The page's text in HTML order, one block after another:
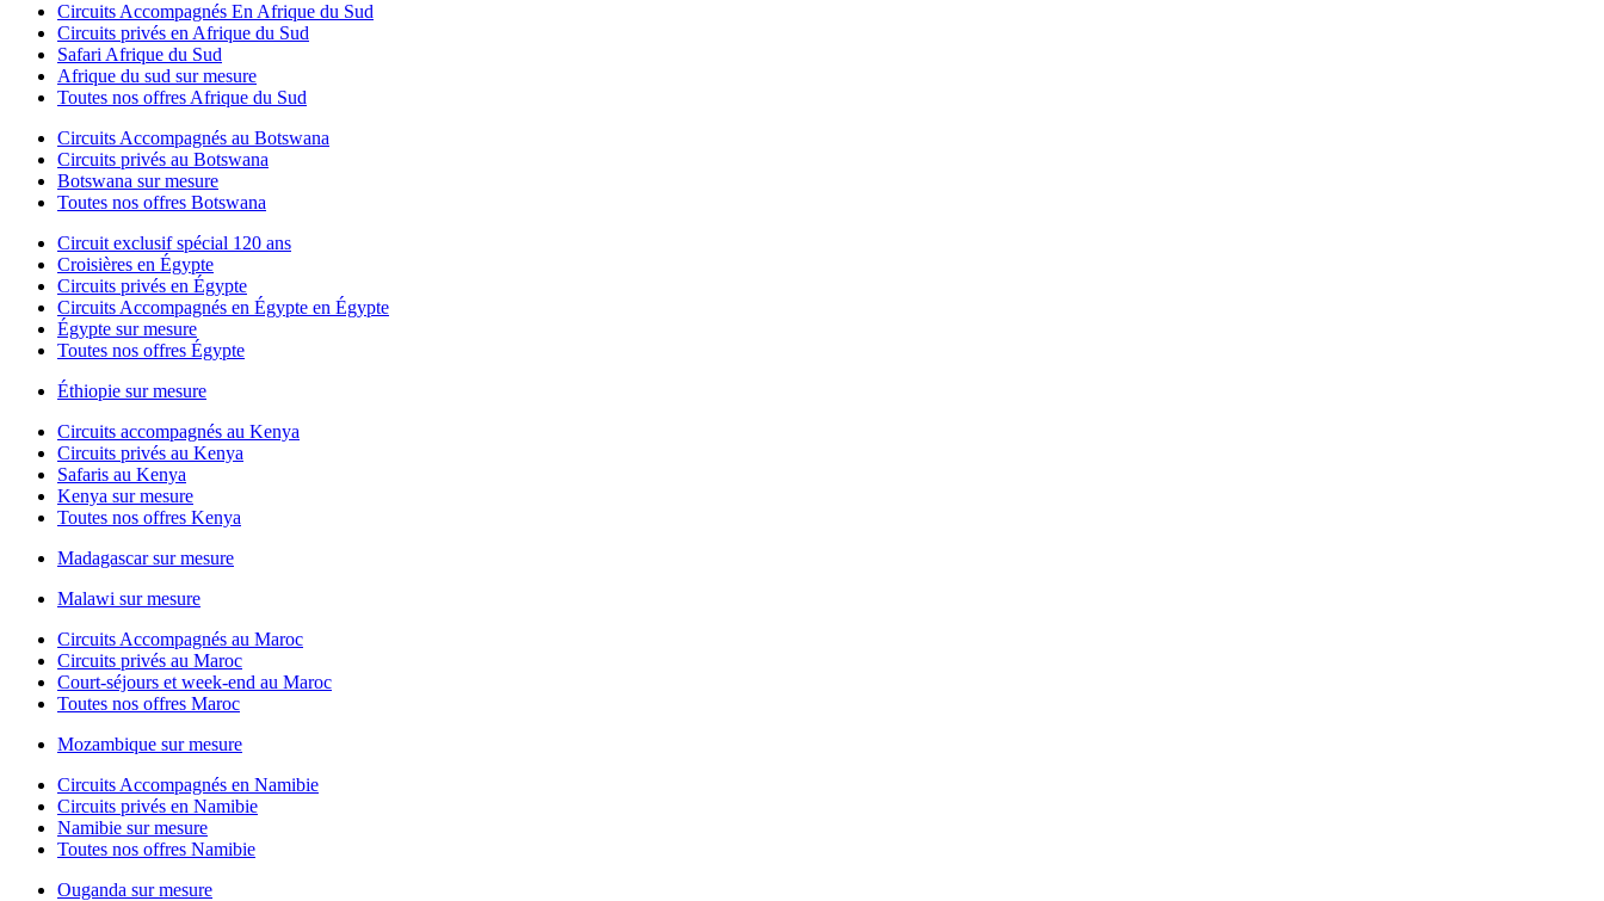
Circuits Accompagnés En Afrique du Sud
Circuits privés en Afrique du Sud
Safari Afrique du Sud
Afrique du sud sur mesure
Toutes nos offres Afrique du Sud
Circuits Accompagnés au Botswana
Circuits privés au Botswana
Botswana sur mesure
Toutes nos offres Botswana
Circuit exclusif spécial 120 ans
Croisières en Égypte
Circuits privés en Égypte
Circuits Accompagnés en Égypte en Égypte
Égypte sur mesure
Toutes nos offres Égypte
Éthiopie sur mesure
Circuits accompagnés au Kenya
Circuits privés au Kenya
Safaris au Kenya
Kenya sur mesure
Toutes nos offres Kenya
Madagascar sur mesure
Malawi sur mesure
Circuits Accompagnés au Maroc
Circuits privés au Maroc
Court-séjours et week-end au Maroc
Toutes nos offres Maroc
Mozambique sur mesure
Circuits Accompagnés en Namibie
Circuits privés en Namibie
Namibie sur mesure
Toutes nos offres Namibie
Ouganda sur mesure